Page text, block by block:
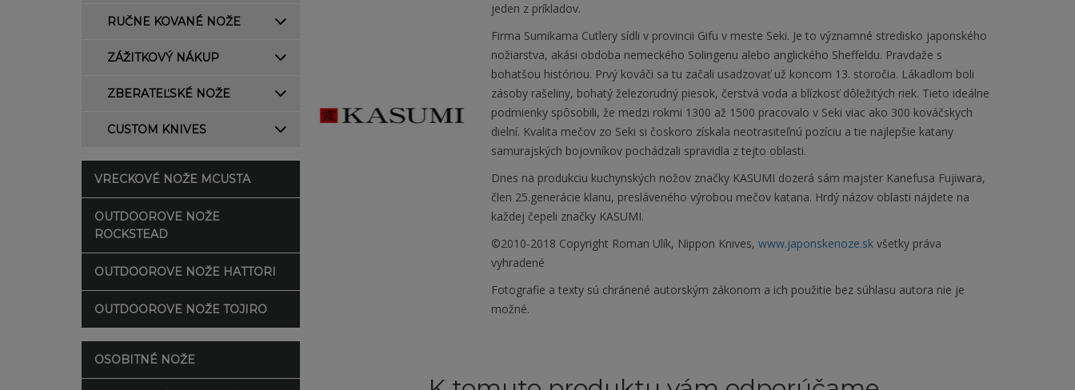
RUČNE KOVANÉ NOŽE
ZÁŽITKOVÝ NÁKUP
ZBERATEĽSKÉ NOŽE
CUSTOM KNIVES
VRECKOVÉ NOŽE MCUSTA
OUTDOOROVE NOŽE
ROCKSTEAD
OUTDOOROVE NOŽE HATTORI
OUTDOOROVE NOŽE TOJIRO
OSOBITNÉ NOŽE
jeden z príkladov.
Firma Sumikama Cutlery sídli v provincii Gifu v meste Seki. Je to významné stredisko japonského
nožiarstva, akási obdoba nemeckého Solingenu alebo anglického Sheffeldu. Pravdaže s
bohatšou históriou. Prvý kováči sa tu začali usadzovať už koncom 13. storočia. Lákadlom boli
zásoby rašeliny, bohatý železorudný piesok, čerstvá voda a blízkosť dôležitých riek. Tieto ideálne
podmienky spôsobili, že medzi rokmi 1300 až 1500 pracovalo v Seki viac ako 300 kováčskych
dielní. Kvalita mečov zo Seki si čoskoro získala neotrasiteľnú pozíciu a tie najlepšie katany
samurajských bojovníkov pochádzali spravidla z tejto oblasti.
Dnes na produkciu kuchynských nožov značky KASUMI dozerá sám majster Kanefusa Fujiwara,
člen 25.generácie klanu, presláveného výrobou mečov katana. Hrdý názov oblasti nájdete na
každej čepeli značky KASUMI.
©2010-2018 Copyright Roman Ulík, Nippon Knives, www.japonskenoze.skvšetky práva
vyhradené
Fotografie a texty sú chránené autorským zákonom a ich použitie bez súhlasu autora nie je
možné.